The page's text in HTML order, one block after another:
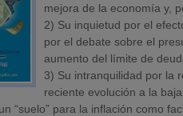
mejora de la economía y,
2) Su inquietud por el
por el debate sobre el
aumento del límite de
3) Su intranquilidad por la
reciente evolución a la
“suelo” para la inflación como